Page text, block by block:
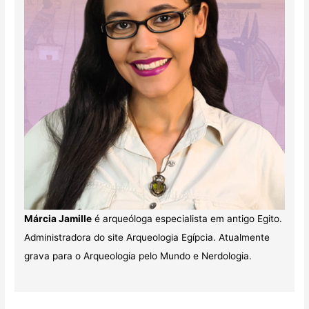
Márcia Jamilleé arqueóloga especialista em antigo Egito.
Administradora do site Arqueologia Egípcia. Atualmente
grava para o Arqueologia pelo Mundo e Nerdologia.